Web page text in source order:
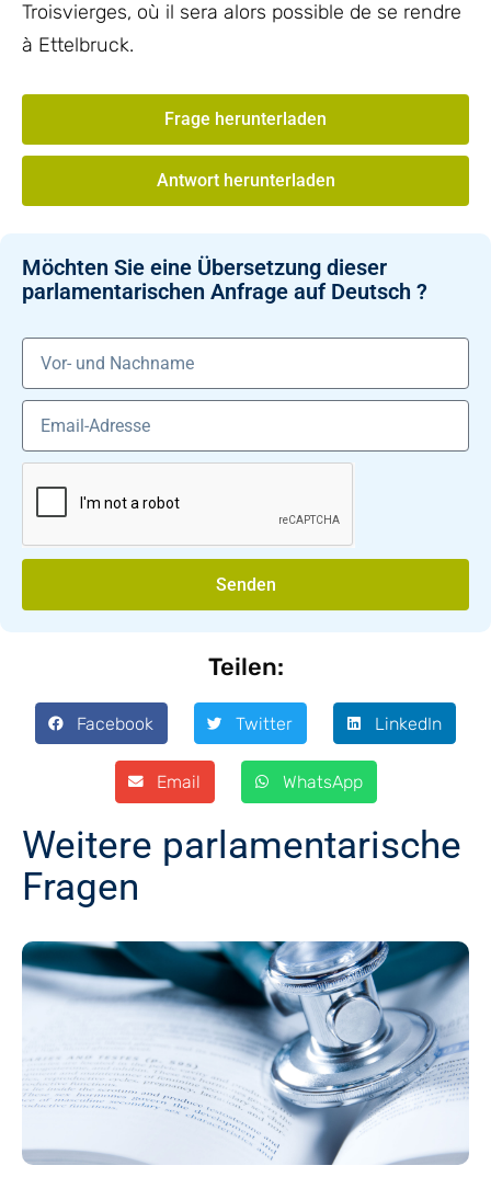
Troisvierges, où il sera alors possible de se rendre
à Ettelbruck.
Frage herunterladen
Antwort herunterladen
Möchten Sie eine Übersetzung dieser
parlamentarischen Anfrage auf Deutsch ?
Senden
Teilen:
Facebook Twitter LinkedIn
Email WhatsApp
Weitere parlamentarische
Fragen